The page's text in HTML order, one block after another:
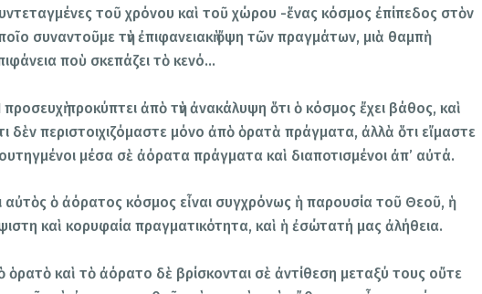
τοῦ χρόνου καὶ τοῦ χώρου -ἕνας κόσμος ἐπίπεδος στὸν
συναντοῦμε τὴν ἐπιφανειακὴ ὄψη τῶν πραγμάτων, μιὰ θαμπὴ
ποὺ σκεπάζει τὸ κενό…
προκύπτει ἀπὸ τὴν ἀνακάλυψη ὅτι ὁ κόσμος ἔχει βάθος, καὶ
δὲν περιστοιχιζόμαστε μόνο ἀπὸ ὁρατὰ πράγματα, ἀλλὰ ὅτι εἴμαστε
μέσα σὲ ἀόρατα πράγματα καὶ διαποτισμένοι ἀπ’ αὐτά.
αὐτὸς ὁ ἀόρατος κόσμος εἶναι συγχρόνως ἡ παρουσία τοῦ Θεοῦ, ἡ
καὶ κορυφαία πραγματικότητα, καὶ ἡ ἐσώτατή μας ἀλήθεια.
ὁρατὸ καὶ τὸ ἀόρατο δὲ βρίσκονται σὲ ἀντίθεση μεταξύ τους οὔτε